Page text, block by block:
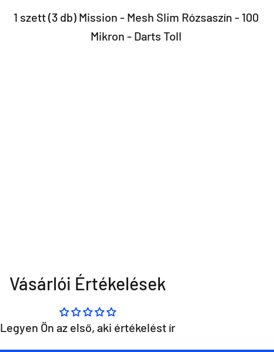
1 szett (3 db) Mission - Mesh Slim Rózsaszín - 100
Mikron - Darts Toll
Vásárlói Értékelések
Legyen Ön az első, aki értékelést ír